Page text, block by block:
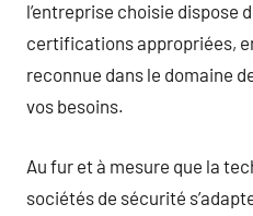
l’entreprise choisie dispose
certifications appropriées,
reconnue dans le domaine
vos besoins.
Au fur et à mesure que la
sociétés de sécurité